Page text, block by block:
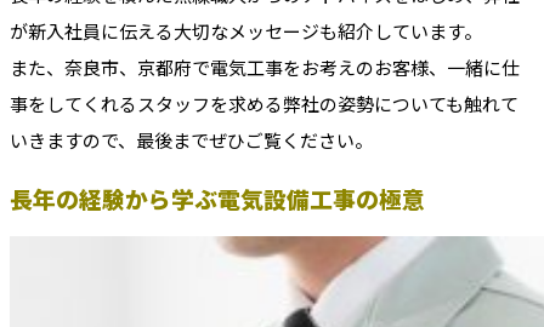
が新入社員に伝える大切なメッセージも紹介しています。
また、奈良市、京都府で電気工事をお考えのお客様、一緒に仕
事をしてくれるスタッフを求める弊社の姿勢についても触れて
いきますので、最後までぜひご覧ください。
長年の経験から学ぶ電気設備工事の極意